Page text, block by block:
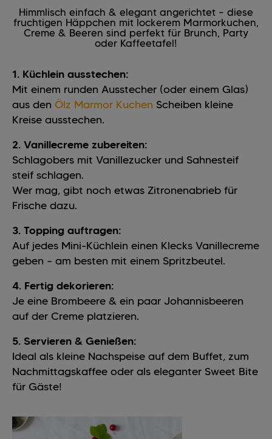
Himmlisch einfach & elegant angerichtet – diese
fruchtigen Häppchen mit lockerem Marmorkuchen,
Creme & Beeren sind perfekt für Brunch, Party
oder Kaffeetafel!
1. Küchlein ausstechen:
Mit einem runden Ausstecher (oder einem Glas)
aus den Ölz Marmor Kuchen Scheiben kleine
Kreise ausstechen.
2. Vanillecreme zubereiten:
Schlagobers mit Vanillezucker und Sahnesteif
steif schlagen.
Wer mag, gibt noch etwas Zitronenabrieb für
Frische dazu.
3. Topping auftragen:
Auf jedes Mini-Küchlein einen Klecks Vanillecreme
geben – am besten mit einem Spritzbeutel.
4. Fertig dekorieren:
Je eine Brombeere & ein paar Johannisbeeren
auf der Creme platzieren.
5. Servieren & Genießen:
Ideal als kleine Nachspeise auf dem Buffet, zum
Nachmittagskaffee oder als eleganter Sweet Bite
für Gäste!